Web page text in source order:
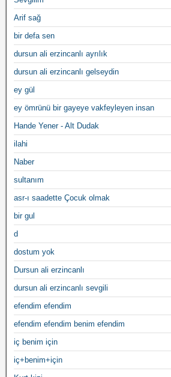
Arif sağ
bir defa sen
dursun ali erzincanlı ayrılık
dursun ali erzincanlı gelseydin
ey gül
ey ömrünü bir gayeye vakfeyleyen insan
Hande Yener - Alt Dudak
ilahi
Naber
sultanım
asr-ı saadette Çocuk olmak
bir gul
d
dostum yok
Dursun ali erzincanlı
dursun ali erzincanlı sevgili
efendim efendim
efendim efendim benim efendim
iç benim için
iç+benim+için